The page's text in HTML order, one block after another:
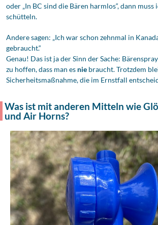
oder „In BC sind die Bären harmlos“, dann
schütteln.
Andere sagen: „Ich war schon zehnmal in
gebraucht.“
Genau! Das ist ja der Sinn der Sache:
zu hoffen, dass man es nie braucht. Trotzdem
Sicherheitsmaßnahme, die im Ernstfall
Was ist mit anderen Mitteln wie
und Air Horns?